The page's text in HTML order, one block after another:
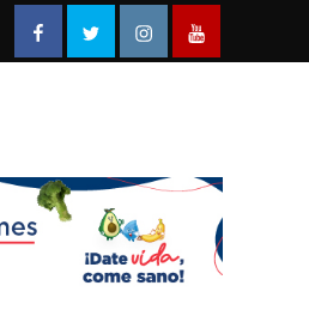
FacebookTwitterInstagramYouTube